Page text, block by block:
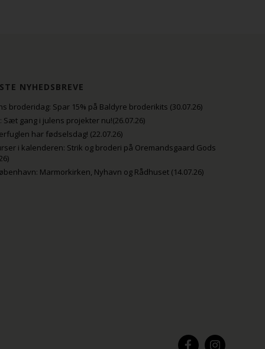
NYHEDSBREVE
broderidag: Spar 15% på Baldyre broderikits (30.07.26)
Sæt gang i julens projekter nu!(26.07.26)
har fødselsdag! (22.07.26)
i kalenderen: Strik og broderi på Oremandsgaard Gods
Marmorkirken, Nyhavn og Rådhuset (14.07.26)